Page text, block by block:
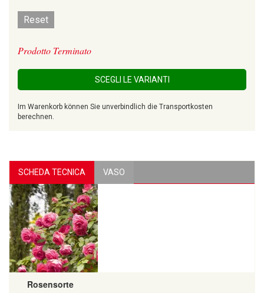
Reset
Prodotto Terminato
SCEGLI LE VARIANTI
Im Warenkorb können Sie unverbindlich die Transportkosten
berechnen.
SCHEDA TECNICA VASO
Rosensorte